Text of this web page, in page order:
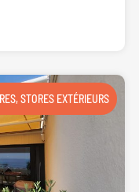
,STORES EXTÉRIEURS